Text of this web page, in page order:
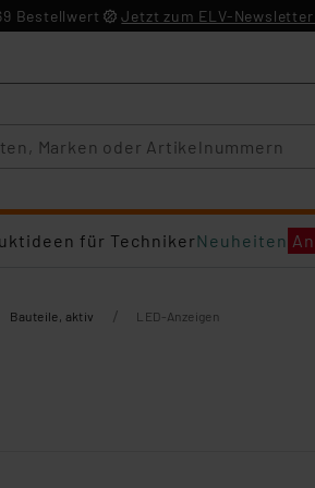
Bestellwert Jetzt zum ELV-
für TechnikerNeuheiten
Bauteile, aktiv / LED-Anzeigen